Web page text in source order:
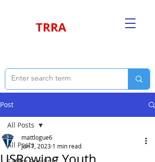
TRRA
Post
All Posts
All Posts
mattlogue6
Jun 7, 2023 1 min read